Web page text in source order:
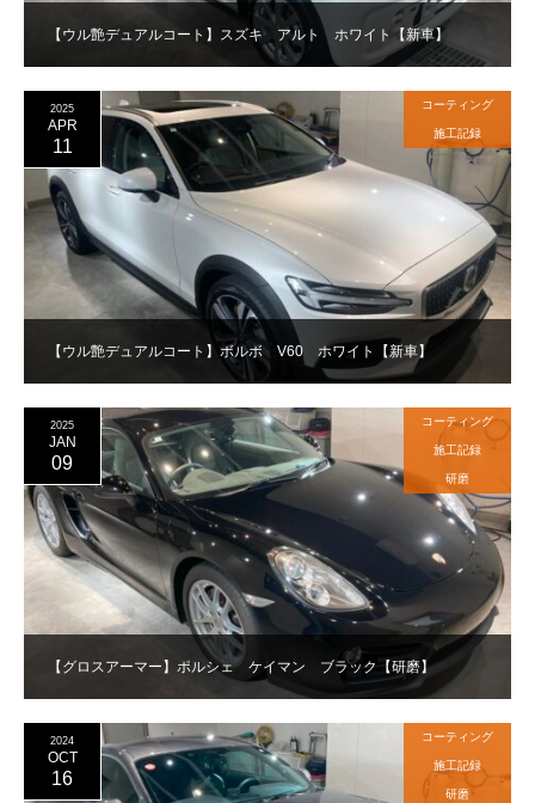
【ウル艶デュアルコート】スズキ アルト ホワイト【新車】
【ウル艶デュアルコート】ボルボ V60 ホワイト【新車】
2025
APR
11
コーティング
施工記録
【グロスアーマー】ポルシェ ケイマン ブラック【研磨】
2025
JAN
09
コーティング
施工記録
研磨
2024
OCT
16
コーティング
施工記録
研磨